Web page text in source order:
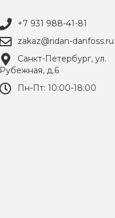
+7 931 988-41-81
zakaz@ridan-danfoss.ru
Санкт-Петербург, ул.
Рубежная, д.6
Пн-Пт: 10:00-18:00